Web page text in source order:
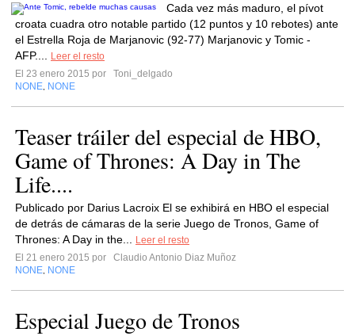
Cada vez más maduro, el pívot
croata cuadra otro notable partido (12 puntos y 10 rebotes) ante
el Estrella Roja de Marjanovic (92-77) Marjanovic y Tomic -
AFP....
Leer el resto
El 23 enero 2015 por
Toni_delgado
NONE NONE
Teaser tráiler del especial de HBO,
Game of Thrones: A Day in The
Life....
Publicado por Darius Lacroix El se exhibirá en HBO el especial
de detrás de cámaras de la serie Juego de Tronos, Game of
Thrones: A Day in the...
Leer el resto
El 21 enero 2015 por
Claudio Antonio Diaz Muñoz
NONE NONE
Especial Juego de Tronos